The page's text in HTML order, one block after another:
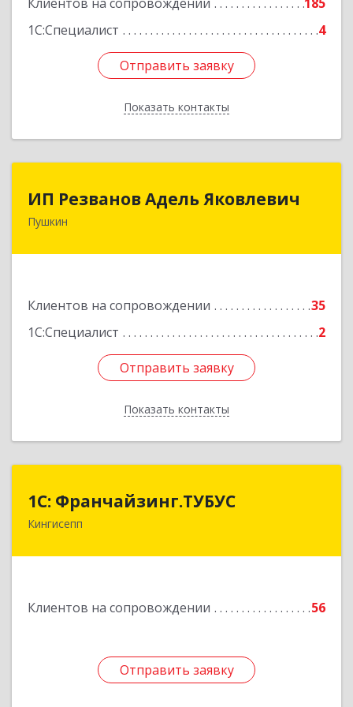
1С:Специалист
4
Отправить заявку
Показать контакты
Отправить заявку
Назад
ИП Резванов Адель Яковлевич
Пушкин
Клиентов на сопровождении
35
1С:Специалист
2
Отправить заявку
Показать контакты
196602, Санкт-Петербург г, Пушкин г, Красной
Отправить заявку
Назад
1С: Франчайзинг.ТУБУС
Кингисепп
Клиентов на сопровождении 56
Отправить заявку
1С: Франчайзинг.ТУБУС
Отправить заявку